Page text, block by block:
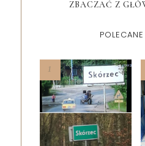
ZBACZAĆ Z